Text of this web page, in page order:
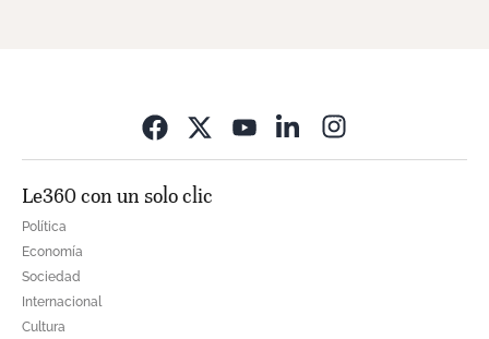
Le360 con un solo clic
Política
Economía
Sociedad
Internacional
Cultura